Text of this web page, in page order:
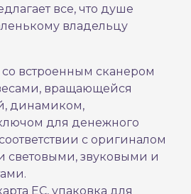
все, что душе
владельцу
со встроенным сканером
вращающейся
динамиком,
для денежного
с оригиналом
световыми, звуковыми и
EC, упаковка для